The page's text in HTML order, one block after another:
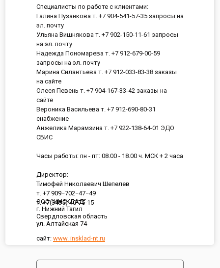
ООО "ИНСКЛАД"
г. Нижний Тагил
Свердловская область
ул. Алтайская 74
сайт: www. insklad-nt.ru
Специалисты по работе с клиентами:
Галина Пузанкова т. +7 904-541-57-35 запросы на
эл. почту
Ульяна Вишнякова т. +7 902-150-11-61 запросы
на эл. почту
Надежда Пономарева т. +7 912-679-00-59
запросы на эл. почту
Марина Силантьева т. +7 912-033-83-38 заказы
на сайте
Олеся Певень т. +7 904-167-33-42 заказы на
сайте
Вероника Васильева т. +7 912-690-80-31
снабжение
Анжелика Марамзина т. +7 922-138-64-01 ЭДО
СБИС
Часы работы: пн - пт: 08.00 - 18.00 ч. МСК + 2 часа
Директор:
Тимофей Николаевич Шепелев
т. +7 909−702−47−49
т. +7(3435) 40-75-15